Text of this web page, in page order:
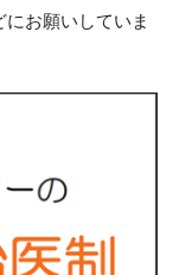
お願いしていま